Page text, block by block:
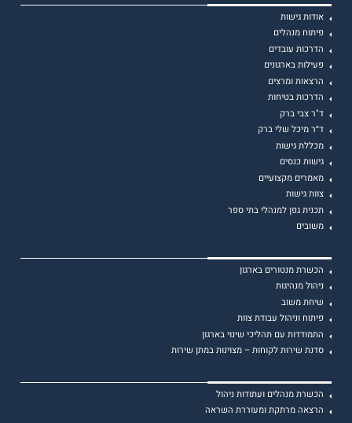
אודות גישות
פיתוח מנהלים
הדרכות עובדים
פעילות בארגונים
הרצאות ומרצים
הדרכות בטיחות
ד"ר צבי ברק
ד״ר מיכל שלי ברק
מכללת גישות
גישות כנסים
מאמרים מקצועיים
צוות גישות
תכנית גפן למנהלי בתי ספר
משובים
הכשרת מנטורים בארגון
ניהול מנהיגות
שיחת משוב
פיתוח וניהול עבודת צוות
התמודדות עם תהליכי שינוי בארגון
סדנת שירות לקוחות – מצוינות במתן שירות
הכשרת מנהלים ועתודות ניהול
הרצאה מרתקת ומעוררת השראה